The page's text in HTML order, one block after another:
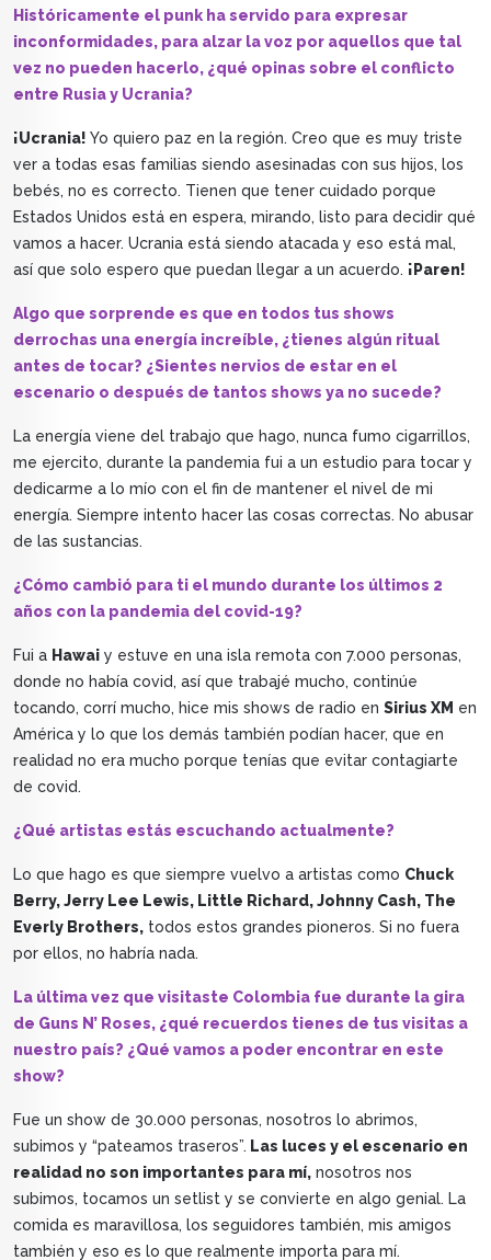
Históricamente el punk ha servido para expresar
inconformidades, para alzar la voz por aquellos que tal
vez no pueden hacerlo, ¿qué opinas sobre el conflicto
entre Rusia y Ucrania?
¡Ucrania! Yo quiero paz en la región. Creo que es muy triste
ver a todas esas familias siendo asesinadas con sus hijos, los
bebés, no es correcto. Tienen que tener cuidado porque
Estados Unidos está en espera, mirando, listo para decidir qué
vamos a hacer. Ucrania está siendo atacada y eso está mal,
así que solo espero que puedan llegar a un acuerdo. ¡Paren!
Algo que sorprende es que en todos tus shows
derrochas una energía increíble, ¿tienes algún ritual
antes de tocar? ¿Sientes nervios de estar en el
escenario o después de tantos shows ya no sucede?
La energía viene del trabajo que hago, nunca fumo cigarrillos,
me ejercito, durante la pandemia fui a un estudio para tocar y
dedicarme a lo mío con el fin de mantener el nivel de mi
energía. Siempre intento hacer las cosas correctas. No abusar
de las sustancias.
¿Cómo cambió para ti el mundo durante los últimos 2
años con la pandemia del covid-19?
Fui a Hawai y estuve en una isla remota con 7.000 personas,
donde no había covid, así que trabajé mucho, continúe
tocando, corrí mucho, hice mis shows de radio en Sirius XM en
América y lo que los demás también podían hacer, que en
realidad no era mucho porque tenías que evitar contagiarte
de covid.
¿Qué artistas estás escuchando actualmente?
Lo que hago es que siempre vuelvo a artistas como Chuck
Berry, Jerry Lee Lewis, Little Richard, Johnny Cash, The
Everly Brothers, todos estos grandes pioneros. Si no fuera
por ellos, no habría nada.
La última vez que visitaste Colombia fue durante la gira
de Guns N’ Roses, ¿qué recuerdos tienes de tus visitas a
nuestro país? ¿Qué vamos a poder encontrar en este
show?
Fue un show de 30.000 personas, nosotros lo abrimos,
subimos y “pateamos traseros”. Las luces y el escenario en
realidad no son importantes para mí, nosotros nos
subimos, tocamos un setlist y se convierte en algo genial. La
comida es maravillosa, los seguidores también, mis amigos
también y eso es lo que realmente importa para mí.